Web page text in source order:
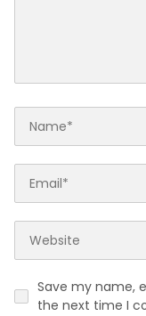
Save my name,
the next time I